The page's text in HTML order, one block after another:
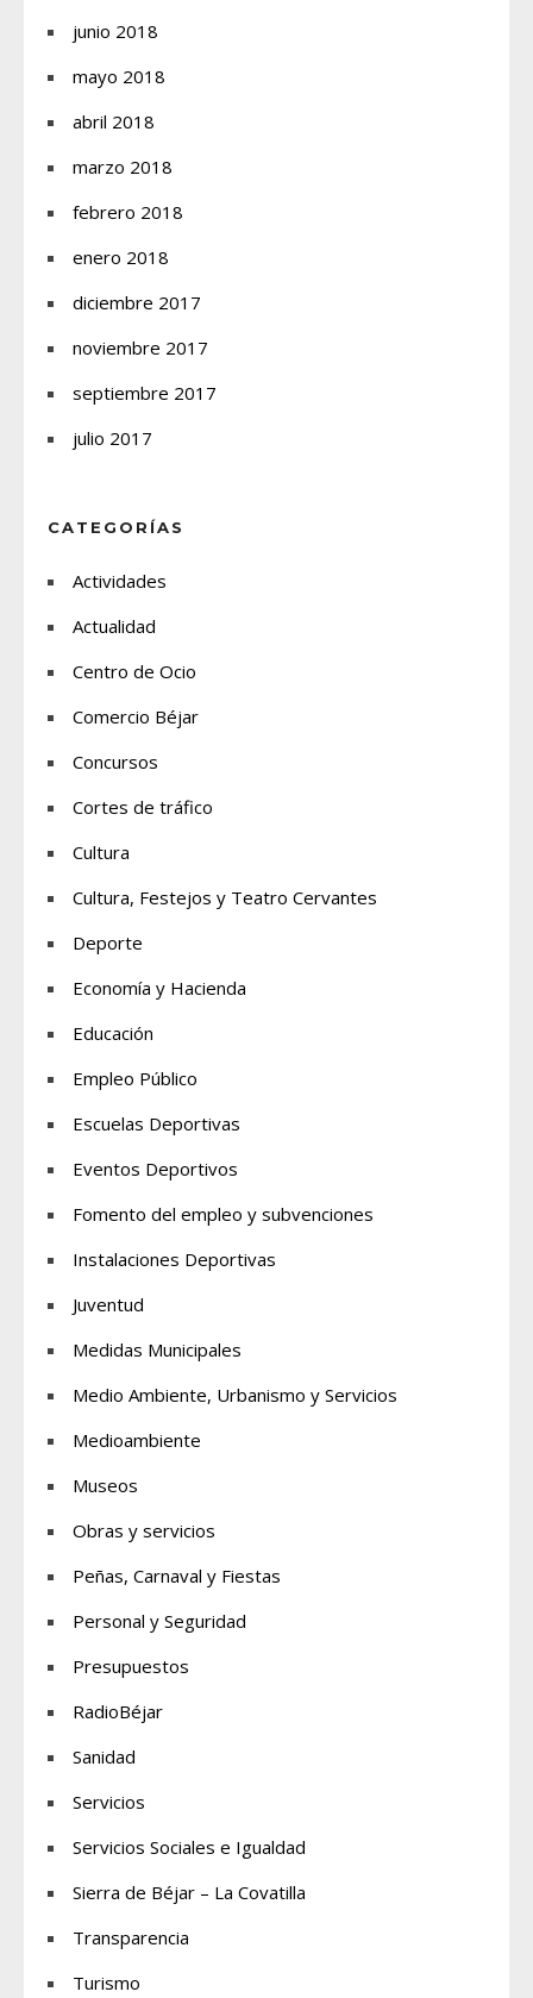
junio 2018
mayo 2018
abril 2018
marzo 2018
febrero 2018
enero 2018
diciembre 2017
noviembre 2017
septiembre 2017
julio 2017
CATEGORÍAS
Actividades
Actualidad
Centro de Ocio
Comercio Béjar
Concursos
Cortes de tráfico
Cultura
Cultura, Festejos y Teatro Cervantes
Deporte
Economía y Hacienda
Educación
Empleo Público
Escuelas Deportivas
Eventos Deportivos
Fomento del empleo y subvenciones
Instalaciones Deportivas
Juventud
Medidas Municipales
Medio Ambiente, Urbanismo y Servicios
Medioambiente
Museos
Obras y servicios
Peñas, Carnaval y Fiestas
Personal y Seguridad
Presupuestos
RadioBéjar
Sanidad
Servicios
Servicios Sociales e Igualdad
Sierra de Béjar – La Covatilla
Transparencia
Turismo